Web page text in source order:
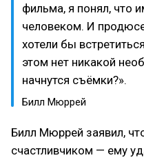
фильма, я понял, что
человеком. И
хотели бы
этом нет никакой
начнутся съёмки?».
Билл Мюррей
Билл Мюррей заявил,
счастливчиком — ему